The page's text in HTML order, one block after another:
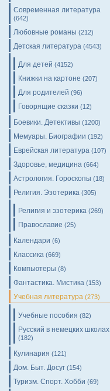
Современная литература
(642)
Любовные романы (212)
Детская литература (4543)
Для детей (4152)
Книжки на картоне (207)
Для родителей (96)
Говорящие сказки (12)
Боевики. Детективы (1200)
Мемуары. Биографии (192)
Еврейская литература (107)
Здоровье, медицина (664)
Астрология. Гороскопы (18)
Религия. Эзотерика (305)
Религия и эзотерика (269)
Православие (25)
Календари (6)
Классика (669)
Компьютеры (8)
Фантастика. Мистика (153)
Учебная литература (273)
Учебные пособия (82)
Русский в немецких школах
(182)
Кулинария (121)
Дом. Быт. Досуг (154)
Туризм. Спорт. Хобби (69)